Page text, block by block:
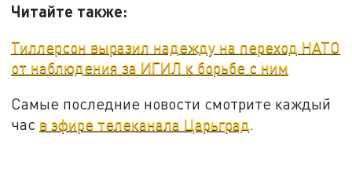
Читайте также:
Тиллерсон выразил надежду на переход НАТО
от наблюдения за ИГИЛ к борьбе с ним
Самые последние новости смотрите каждый
час в эфире телеканала Царьград.